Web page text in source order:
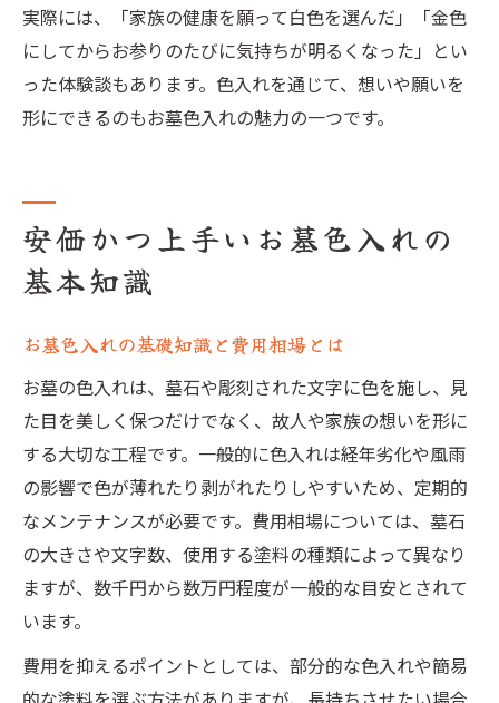
実際には、「家族の健康を願って白色を選んだ」「金色
にしてからお参りのたびに気持ちが明るくなった」とい
った体験談もあります。色入れを通じて、想いや願いを
形にできるのもお墓色入れの魅力の一つです。
安価かつ上手いお墓色入れの
基本知識
お墓色入れの基礎知識と費用相場とは
お墓の色入れは、墓石や彫刻された文字に色を施し、見
た目を美しく保つだけでなく、故人や家族の想いを形に
する大切な工程です。一般的に色入れは経年劣化や風雨
の影響で色が薄れたり剥がれたりしやすいため、定期的
なメンテナンスが必要です。費用相場については、墓石
の大きさや文字数、使用する塗料の種類によって異なり
ますが、数千円から数万円程度が一般的な目安とされて
います。
費用を抑えるポイントとしては、部分的な色入れや簡易